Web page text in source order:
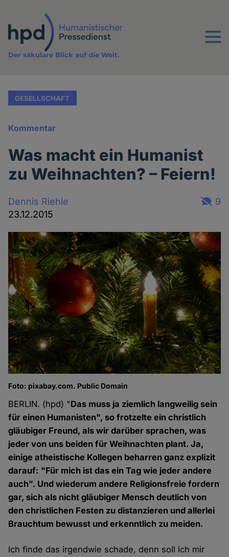
Inhalt
Menu
Der säkulare Blick auf die Welt.
GESELLSCHAFT
Kommentar
Was macht ein Humanist
zu Weihnachten? – Feiern!
Dennis Riehle
23.12.2015
9
Foto: pixabay.com. Public Domain
BERLIN. (hpd) "Das muss ja ziemlich langweilig sein
für einen Humanisten", so frotzelte ein christlich
gläubiger Freund, als wir darüber sprachen, was
jeder von uns beiden für Weihnachten plant. Ja,
einige atheistische Kollegen beharren ganz explizit
darauf: "Für mich ist das ein Tag wie jeder andere
auch". Und wiederum andere Religionsfreie fordern
gar, sich als nicht gläubiger Mensch deutlich von
den christlichen Festen zu distanzieren und allerlei
Brauchtum bewusst und erkenntlich zu meiden.
Ich finde das irgendwie schade, denn soll ich mir